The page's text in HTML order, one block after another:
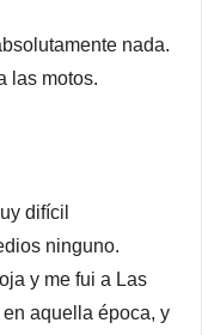
nada.
las motos.
difícil
ninguno.
y me fui a Las
aquella época, y